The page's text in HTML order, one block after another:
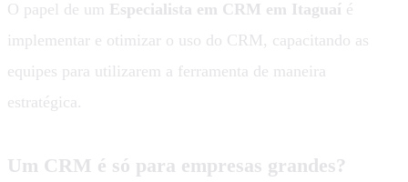
O papel de um Especialista em CRM em Itaguaí é
implementar e otimizar o uso do CRM, capacitando as
equipes para utilizarem a ferramenta de maneira
estratégica.
Um CRM é só para empresas grandes?